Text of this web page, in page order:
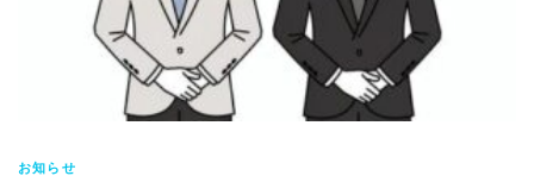
お知らせ